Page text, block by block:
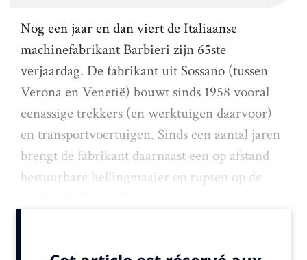
Nog een jaar en dan viert de Italiaanse
machinefabrikant Barbieri zijn 65ste
verjaardag. De fabrikant uit Sossano (tussen
Verona en Venetië) bouwt sinds 1958 vooral
eenassige trekkers (en werktuigen daarvoor)
en transportvoertuigen. Sinds een aantal jaren
brengt de fabrikant daarnaast een op afstand
bestuurbare hellingmaaier op rupsen op de